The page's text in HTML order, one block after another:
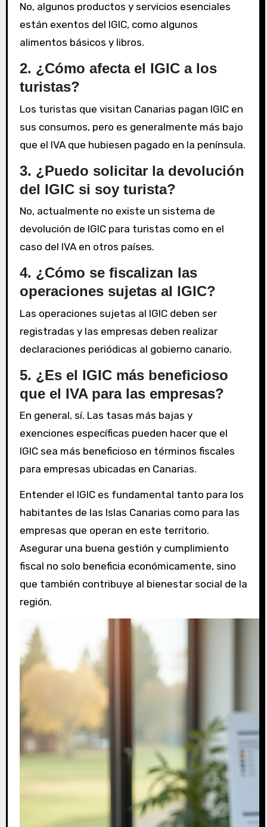
No, algunos productos y servicios esenciales
están exentos del IGIC, como algunos
alimentos básicos y libros.
2. ¿Cómo afecta el IGIC a los
turistas?
Los turistas que visitan Canarias pagan IGIC en
sus consumos, pero es generalmente más bajo
que el IVA que hubiesen pagado en la península.
3. ¿Puedo solicitar la devolución
del IGIC si soy turista?
No, actualmente no existe un sistema de
devolución de IGIC para turistas como en el
caso del IVA en otros países.
4. ¿Cómo se fiscalizan las
operaciones sujetas al IGIC?
Las operaciones sujetas al IGIC deben ser
registradas y las empresas deben realizar
declaraciones periódicas al gobierno canario.
5. ¿Es el IGIC más beneficioso
que el IVA para las empresas?
En general, sí. Las tasas más bajas y
exenciones específicas pueden hacer que el
IGIC sea más beneficioso en términos fiscales
para empresas ubicadas en Canarias.
Entender el IGIC es fundamental tanto para los
habitantes de las Islas Canarias como para las
empresas que operan en este territorio.
Asegurar una buena gestión y cumplimiento
fiscal no solo beneficia económicamente, sino
que también contribuye al bienestar social de la
región.